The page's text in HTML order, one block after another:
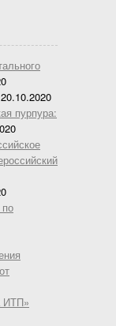
20.10.2020
пурпура:
ИТП»